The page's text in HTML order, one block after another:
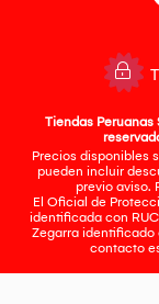
Tiendas Peruanas
Precios disponibles
pueden incluir
previo aviso.
El Oficial de
identificada con
Zegarra identificado
contacto